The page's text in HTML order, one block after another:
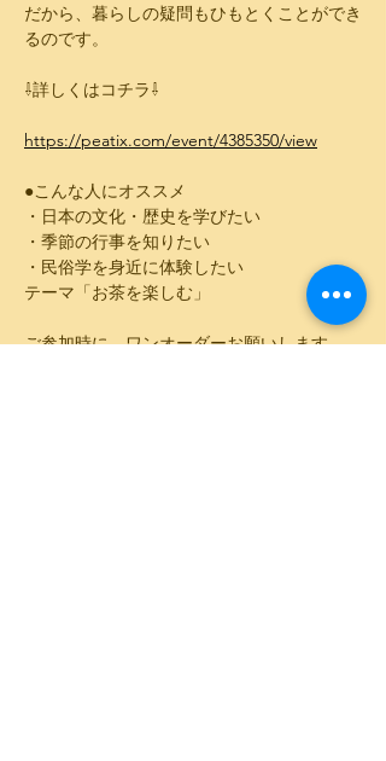
だから、暮らしの疑問もひもとくことができ
るのです。
⇩詳しくはコチラ⇩
https://peatix.com/event/4385350/view
●こんな人にオススメ
・日本の文化・歴史を学びたい
・季節の行事を知りたい
・民俗学を身近に体験したい
テーマ「お茶を楽しむ」
ご参加時に、ワンオーダーお願いします。